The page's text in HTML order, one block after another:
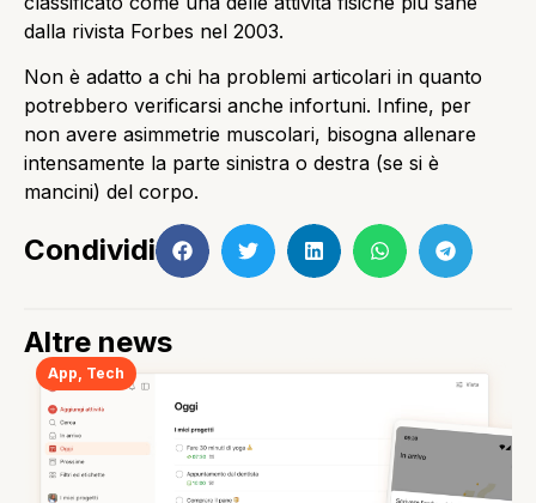
dalla rivista Forbes nel 2003.
Non è adatto a chi ha problemi articolari in quanto
potrebbero verificarsi anche infortuni. Infine, per
non avere asimmetrie muscolari, bisogna allenare
intensamente la parte sinistra o destra (se si è
mancini) del corpo.
Condividi
Altre news
App Tech